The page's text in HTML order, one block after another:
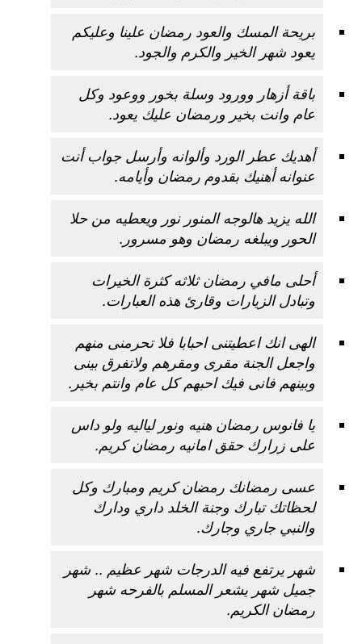
بريحة المسك والعود رمضان علينا وعليكم
يعود شهر الخير والكرم والجود.
باقة أزهار وورود وسلة بخور ووعود وكل
عام وانت بخير ورمضان عليك يعود.
أهديك عطر الورد وألوانه وأرسل جواب أنت
عنوانه أهنيك بقدوم رمضان وأيامه.
الله يزيد هالوجه المنور نور ويعطيه من حلا
الحور ويبلغه رمضان وهو مسرور.
أحلى مافي رمضان ثلاثه كثرة الخيرات
وتبادل الزيارات وقارئ هذه العبارات.
الهى انك اعطيتنى احبابا فلا تحرمنى منهم
واجعل الجنة مقرى ومقرهم ولاتفرق بينى
وبينهم فانى فيك احبهم كل عام وانتم بخير.
يا فانوس رمضان هنيه ونور لياليه ولو داس
على زرارك حقق امانيه رمضان كريم.
عسى رمضانكرمضان كريم ومبارك وكل
لحظاتك تبارك وجنة الخلد داري ودارك
والنبي جاري وجارك.
شهر يرتفع فيه الدرجات شهر عظيم .. شهر
جميل شهر يشعر المسلم بالفرحه شهر
رمضان الكريم.